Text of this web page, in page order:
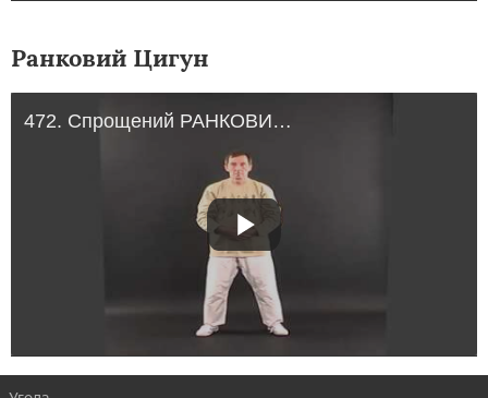
Ранковий Цигун
472. Спрощений РАНКОВИЙ ЦИГУН, урок 1